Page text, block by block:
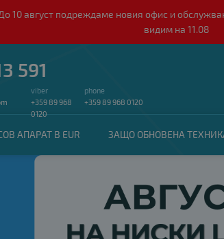
10 август подреждаме новия офис и
видим на 11.08
591
viber
+359 89 968
0120
phone
+359 89 968 0120
АПАРАТ В EUR ЗАЩО ОБНОВЕНА